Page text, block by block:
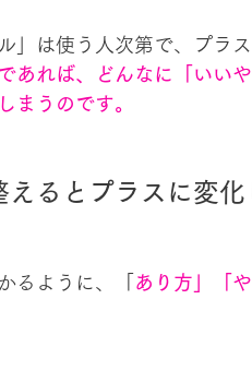
は使う人次第で、プラス
あれば、どんなに「いい
まうのです。
えるとプラスに変化
るように、「
あり方」「